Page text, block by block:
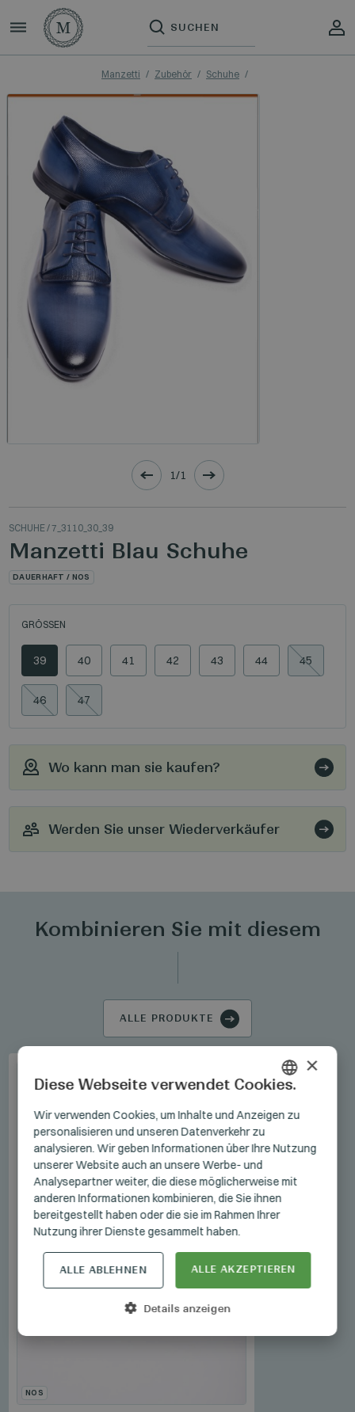
Manzetti Zubehör Schuhe
1/1
SCHUHE/ 7_3110_30_39
Manzetti Blau Schuhe
DAUERHAFT / NOS
GRÖSSEN
39 40 41 42 43 44 45
46 47
Wo kann man sie kaufen?
Werden Sie unser Wiederverkäufer
Kombinieren Sie mit diesem
ALLE PRODUKTE
NOS
HUNGARIAN
GERMAN
ENGLISH
×
Diese Webseite verwendet Cookies.
Wir verwenden Cookies, um Inhalte und Anzeigen zu
personalisieren und unseren Datenverkehr zu
analysieren. Wir geben Informationen über Ihre Nutzung
unserer Website auch an unsere Werbe- und
Analysepartner weiter, die diese möglicherweise mit
anderen Informationen kombinieren, die Sie ihnen
bereitgestellt haben oder die sie im Rahmen Ihrer
Nutzung ihrer Dienste gesammelt haben.
ALLE AKZEPTIEREN
ALLE ABLEHNEN
Details anzeigen